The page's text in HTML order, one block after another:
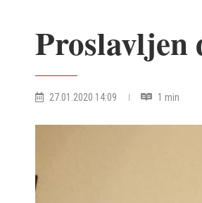
27.01.2020 14:09 1 min